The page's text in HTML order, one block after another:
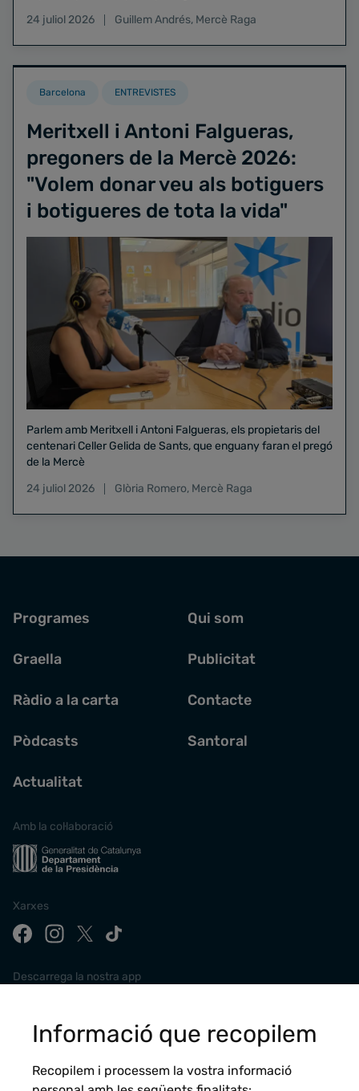
24 juliol 2026
Guillem Andrés, Mercè Raga
Barcelona ENTREVISTES
Meritxell i Antoni Falgueras,
pregoners de la Mercè 2026:
"Volem donar veu als botiguers
i botigueres de tota la vida"
Parlem amb Meritxell i Antoni Falgueras, els propietaris del
centenari Celler Gelida de Sants, que enguany faran el pregó
de la Mercè
24 juliol 2026
Glòria Romero, Mercè Raga
Programes
Graella
Ràdio a la carta
Pòdcasts
Actualitat
Qui som
Publicitat
Contacte
Santoral
Amb la col·laboració
Xarxes
Descarrega la nostra app
Informació que recopilem
Recopilem i processem la vostra informació